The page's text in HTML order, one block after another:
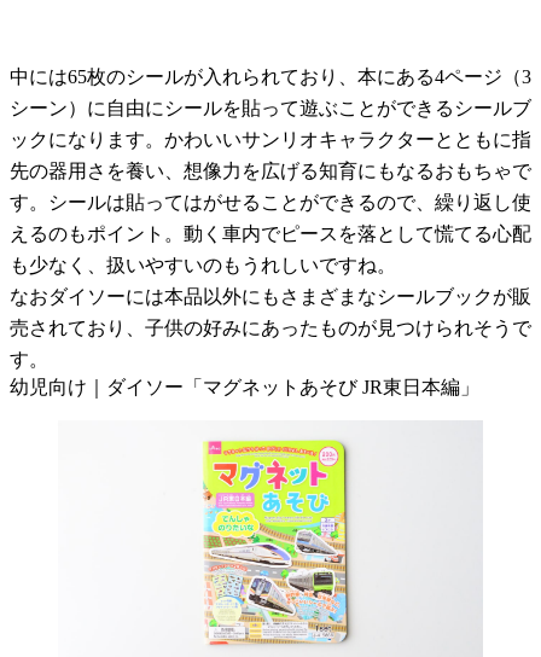
中には65枚のシールが入れられており、本にある4ページ（3
シーン）に自由にシールを貼って遊ぶことができるシールブ
ックになります。かわいいサンリオキャラクターとともに指
先の器用さを養い、想像力を広げる知育にもなるおもちゃで
す。シールは貼ってはがせることができるので、繰り返し使
えるのもポイント。動く車内でピースを落として慌てる心配
も少なく、扱いやすいのもうれしいですね。
なおダイソーには本品以外にもさまざまなシールブックが販
売されており、子供の好みにあったものが見つけられそうで
す。
幼児向け｜ダイソー「マグネットあそび JR東日本編」